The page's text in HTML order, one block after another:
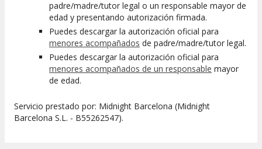
padre/madre/tutor legal o un responsable mayor de
edad y presentando autorización firmada.
Puedes descargar la autorización oficial para
menores acompañados de padre/madre/tutor legal.
Puedes descargar la autorización oficial para
menores acompañados de un responsable mayor
de edad.
Servicio prestado por: Midnight Barcelona (Midnight
Barcelona S.L. - B55262547).